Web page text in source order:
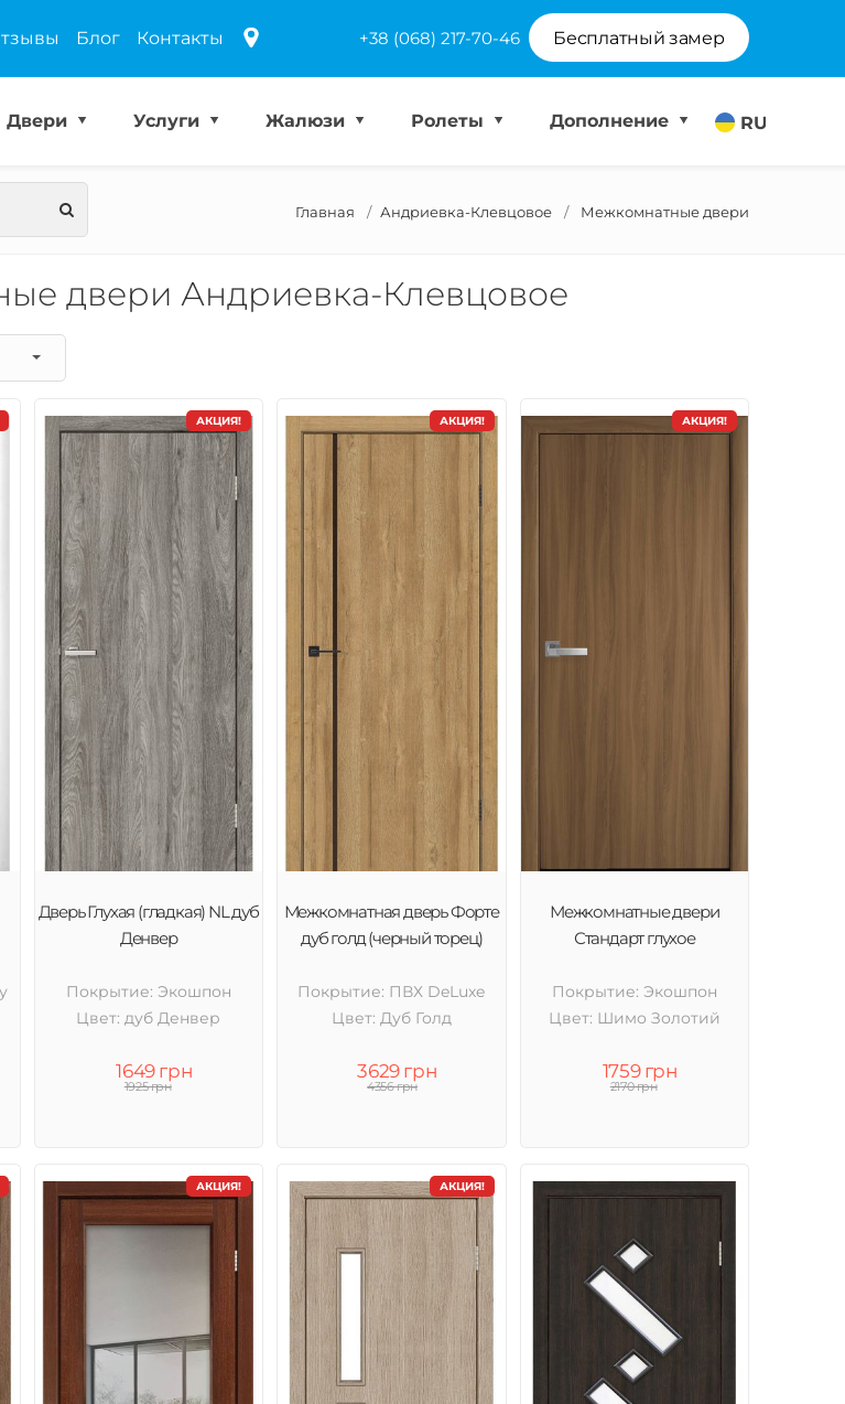
Блог Контакты +38 (068) 217-70-46 Бесплатный замер
RU
Двери Услуги Жалюзи Ролеты Дополнение
Главная Андриевка-Клевцовое Межкомнатные двери
двери Андриевка-Клевцовое
АКЦИЯ!
Дверь Глухая (гладкая) NL дуб
Денвер
Покрытие: Экошпон
Цвет: дуб Денвер
1649 грн
1925 грн
АКЦИЯ!
Межкомнатная дверь Форте
дуб голд (черный торец)
Покрытие: ПВХ DeLuxe
Цвет: Дуб Голд
3629 грн
4356 грн
АКЦИЯ!
Межкомнатные двери
Стандарт глухое
Покрытие: Экошпон
Цвет: Шимо Золотий
1759 грн
2170 грн
АКЦИЯ! АКЦИЯ!